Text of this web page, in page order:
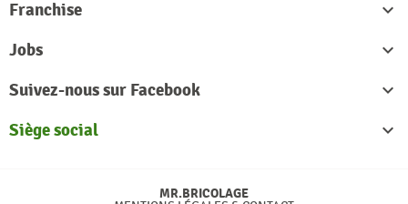
Franchise

Jobs

Suivez-nous sur Facebook

Siège social

MR.BRICOLAGE